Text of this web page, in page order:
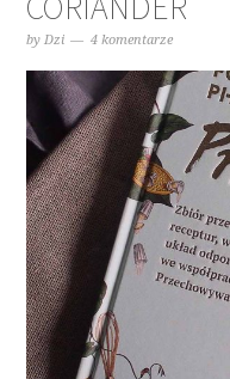
byDzi 4 komentarze